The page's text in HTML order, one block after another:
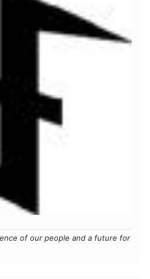
of our people and a future for